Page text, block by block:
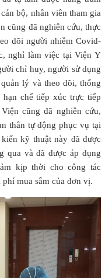
bộ, nhân viên tham gia
cũng đã nghiên cứu, thực
dõi người nhiễm Covid-
nghỉ làm việc tại Viện Y
chỉ huy, người sử dụng
lý và theo dõi, thống
chế tiếp xúc trực tiếp
cũng đã nghiên cứu,
thân tự động phục vụ tại
kỹ thuật này đã được
qua và đã được áp dụng
kịp thời cho công tác
mua sắm của đơn vị.